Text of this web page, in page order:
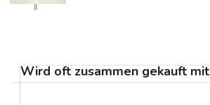
Wird oft zusammen gekauft mit